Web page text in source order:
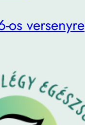
versenyre